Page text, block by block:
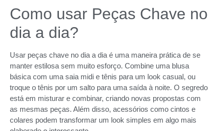
Como usar Peças Chave no
dia a dia?
Usar peças chave no dia a dia é uma maneira prática de se
manter estilosa sem muito esforço. Combine uma blusa
básica com uma saia midi e tênis para um look casual, ou
troque o tênis por um salto para uma saída à noite. O segredo
está em misturar e combinar, criando novas propostas com
as mesmas peças. Além disso, acessórios como cintos e
colares podem transformar um look simples em algo mais